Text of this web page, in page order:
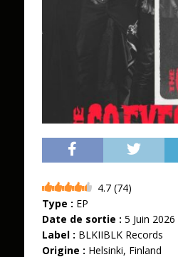
4.7 (74)
Type : EP
Date de sortie : 5 Juin 2026
Label : BLKIIBLK Records
Origine : Helsinki, Finland